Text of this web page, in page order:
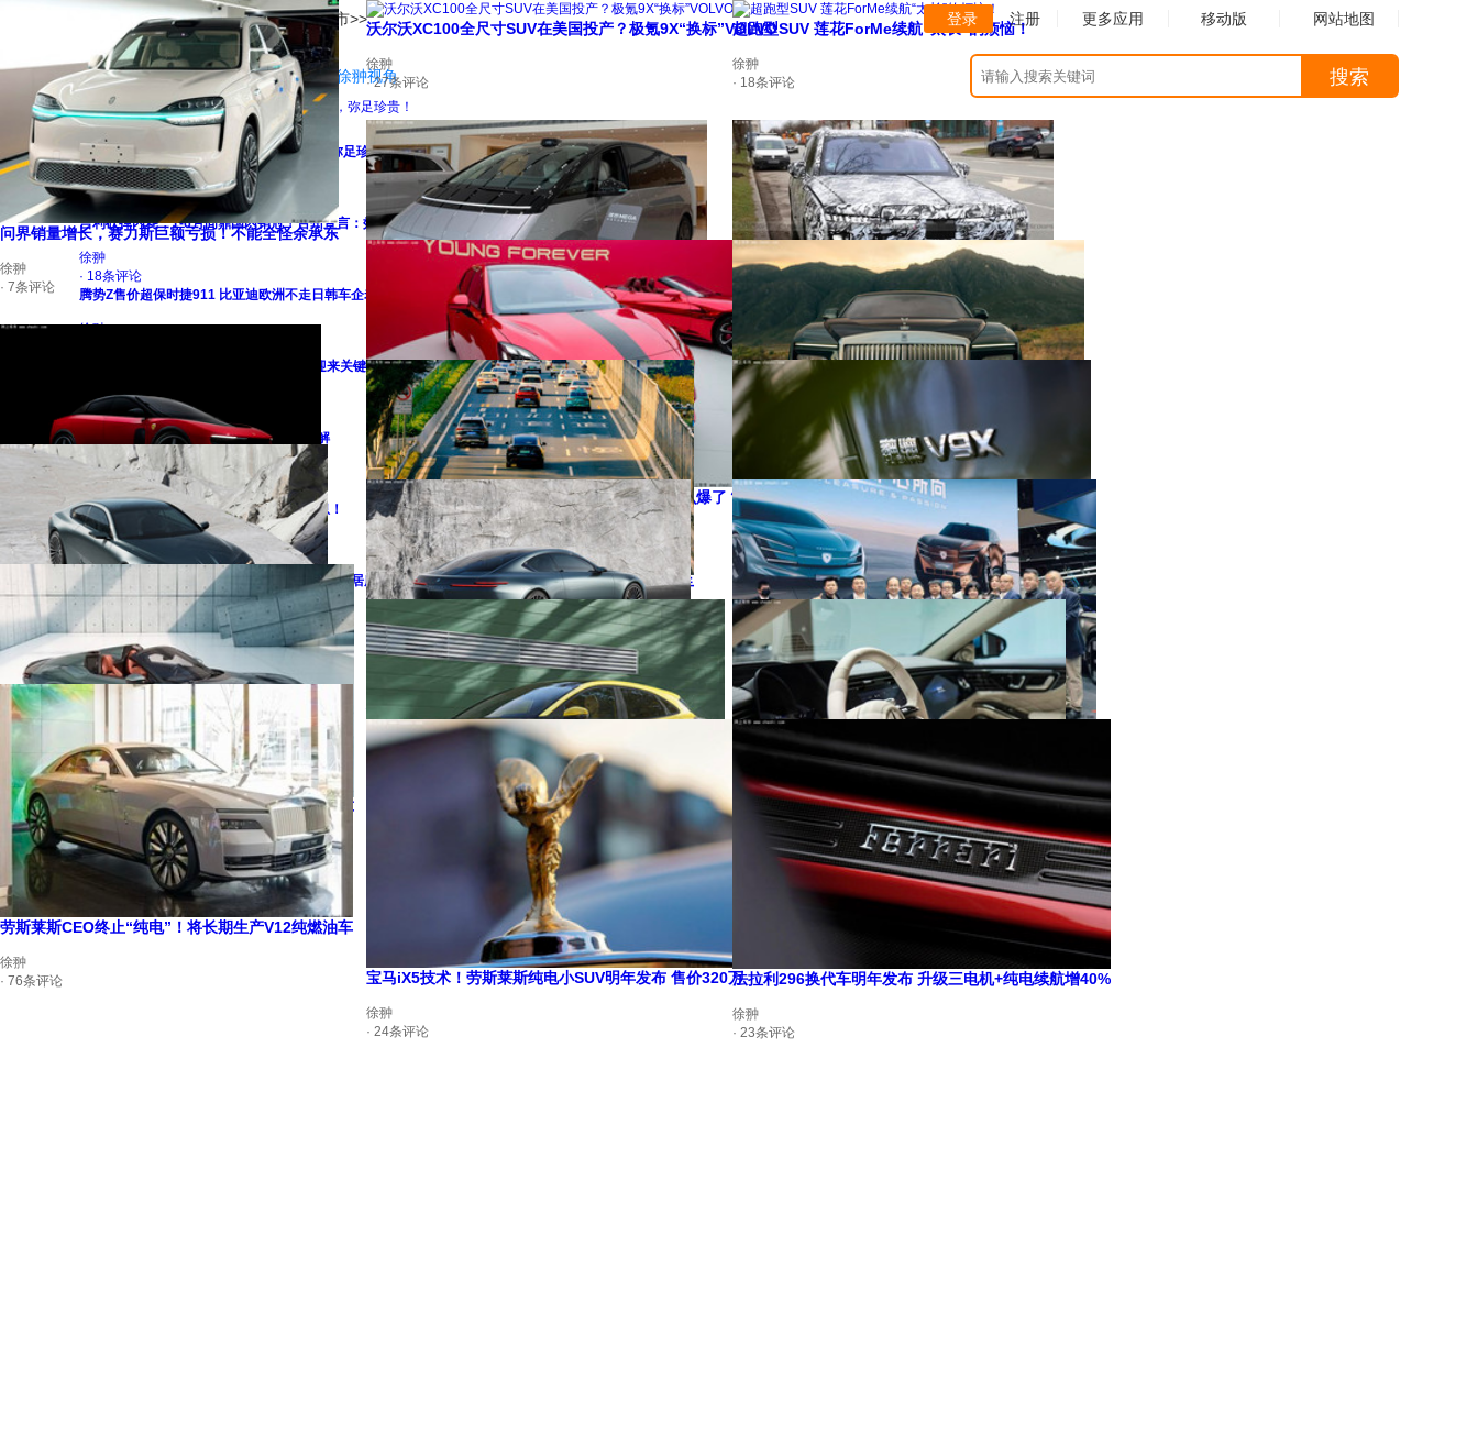
网上车市 北京 [切换] 全部城市>> 登录 注册 更多应用 移动版 网站地图
网上车市 > 资讯首页 > 行业分析 > 徐翀视角 搜索
徐翀视角
不要伤了余承东的心！不内卷价格的华为，弥足珍贵！
徐翀
· 41条评论
吉利砍掉内耗，1-6月问鼎国内销冠！台州宣言：效果显著
徐翀
· 18条评论
腾势Z售价超保时捷911 比亚迪欧洲不走日韩车企老路
徐翀
剑指Purosangue！兰博基尼第四款新车迎来关键定调
徐翀
· 37条评论
断臂求生！理想停产“增程”车，才是最优解
徐翀
· 31条评论
为什么说？捷豹路虎停止国产！是利好消息！
徐翀
· 21条评论
新能源+多功能车！替代房子，成为年轻人第一居所
徐翀
· 20条评论
问界销量增长，赛力斯巨额亏损！不能全怪余承东
徐翀
· 7条评论
沃尔沃XC100全尺寸SUV在美国投产？极氪9X“换标”VOLVO
徐翀
· 27条评论
超跑型SUV 莲花ForMe续航“太长”的烦恼！
徐翀
· 18条评论
中国MPV销量是美国2.7倍！5米级比全球总和还多
徐翀
· 26条评论
劳斯莱斯将产2款纯电SUV 小“库里南”明年上市
徐翀
· 31条评论
车市下跌19% 上汽MG销量暴涨37% MG4为什么爆了？
徐翀
· 20条评论
劳斯莱斯闪灵II续航增16% 官方降价！售39.8万美元
徐翀
· 62条评论
法拉利纯电4门5座跑车Luce 电动机也有真声浪
· 42条评论
汽车行业“内卷”价格战 税收分配！也是重要推手
徐翀
· 18条评论
长城魏牌V9X宁可便宜20万 也不用华为的智驾、座舱
徐翀
· 141条评论
宝马只买阿尔宾纳LOGO 不要员工！不要工厂！
徐翀
· 34条评论
为PK迈巴赫！宝马“强行”拔高ALPINA品牌定位
徐翀
标致+Jeep国产4款电车 投资80亿Stellantis只出10亿
· 26条评论
法拉利将发20款新车！8款混动+4款纯电+8款纯油车
徐翀
· 30条评论
吉利4款电车“换标”福特 吉利研发+制造 挂福特Logo
奔驰新S级再加长！车身超5.3米V8标配AMG引擎
劳斯莱斯CEO终止“纯电”！将长期生产V12纯燃油车
徐翀
· 76条评论
宝马iX5技术！劳斯莱斯纯电小SUV明年发布 售价320万
徐翀
· 24条评论
法拉利296换代车明年发布 升级三电机+纯电续航增40%
徐翀
· 23条评论